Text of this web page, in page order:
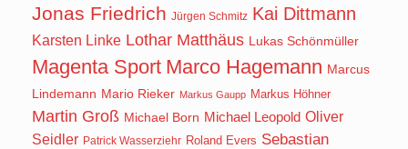
Jonas Friedrich Jürgen Schmitz Kai Dittmann
Karsten Linke Lothar Matthäus Lukas Schönmüller
Magenta Sport Marco Hagemann Marcus
Lindemann Mario Rieker Markus Gaupp Markus Höhner
Martin Groß Michael Born Michael Leopold Oliver
Seidler Patrick Wasserziehr Roland Evers Sebastian